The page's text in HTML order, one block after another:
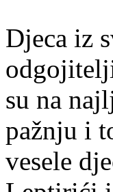
Djeca iz
su na
pažnju i
vesele